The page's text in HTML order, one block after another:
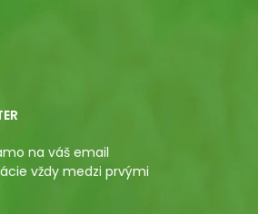
na váš email
vždy medzi prvými